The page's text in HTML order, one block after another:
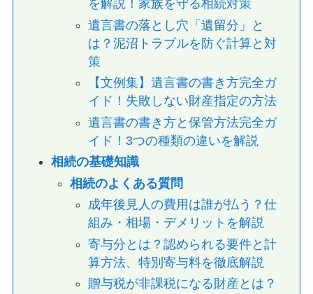
を解説！家族を守る相続対策
遺言書の落とし穴「遺留分」と
は？泥沼トラブルを防ぐ計算と対
策
【文例集】遺言書の書き方完全ガ
イド！失敗しない財産指定の方法
遺言書の書き方と保管方法完全ガ
イド！3つの種類の違いを解説
相続の基礎知識
相続のよくある質問
成年後見人の費用は誰が払う？仕
組み・相場・デメリットを解説
寄与分とは？認められる要件と計
算方法、特別寄与料を徹底解説
贈与税が非課税になる財産とは？